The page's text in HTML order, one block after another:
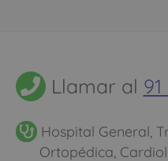
Llamar al
Hospital General,
Ortopédica,